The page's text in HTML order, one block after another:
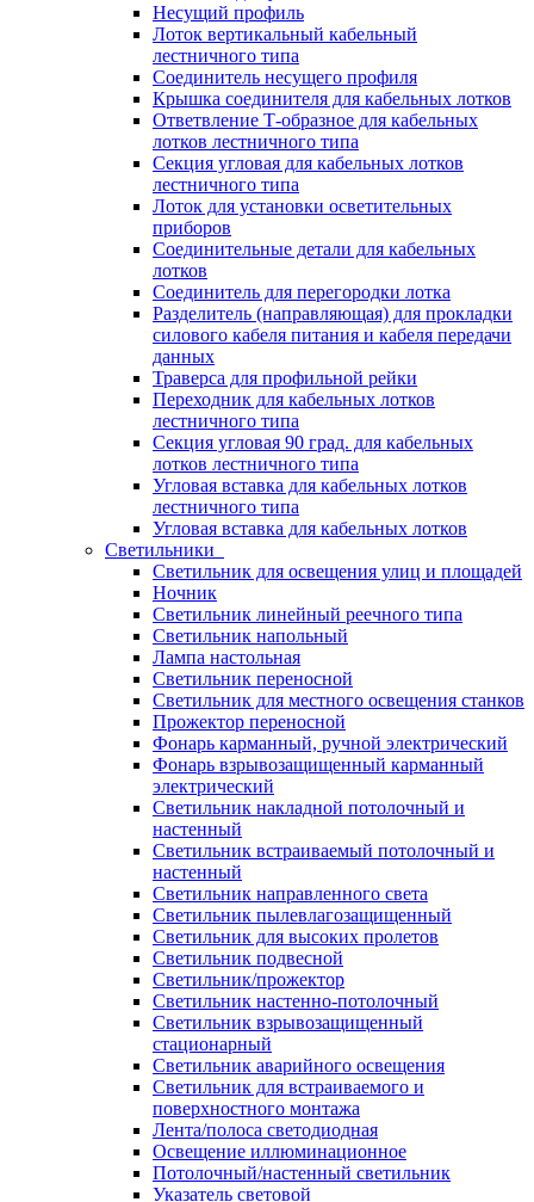
Несущий профиль
Лоток вертикальный кабельный
лестничного типа
Соединитель несущего профиля
Крышка соединителя для кабельных лотков
Ответвление Т-образное для кабельных
лотков лестничного типа
Секция угловая для кабельных лотков
лестничного типа
Лоток для установки осветительных
приборов
Соединительные детали для кабельных
лотков
Соединитель для перегородки лотка
Разделитель (направляющая) для прокладки
силового кабеля питания и кабеля передачи
данных
Траверса для профильной рейки
Переходник для кабельных лотков
лестничного типа
Секция угловая 90 град. для кабельных
лотков лестничного типа
Угловая вставка для кабельных лотков
лестничного типа
Угловая вставка для кабельных лотков
Светильники
Светильник для освещения улиц и площадей
Ночник
Светильник линейный реечного типа
Светильник напольный
Лампа настольная
Светильник переносной
Светильник для местного освещения станков
Прожектор переносной
Фонарь карманный, ручной электрический
Фонарь взрывозащищенный карманный
электрический
Светильник накладной потолочный и
настенный
Светильник встраиваемый потолочный и
настенный
Светильник направленного света
Светильник пылевлагозащищенный
Светильник для высоких пролетов
Светильник подвесной
Светильник/прожектор
Светильник настенно-потолочный
Светильник взрывозащищенный
стационарный
Светильник аварийного освещения
Светильник для встраиваемого и
поверхностного монтажа
Лента/полоса светодиодная
Освещение иллюминационное
Потолочный/настенный светильник
Указатель световой